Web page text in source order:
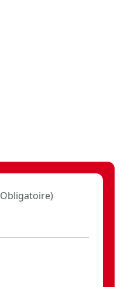
Obligatoire)